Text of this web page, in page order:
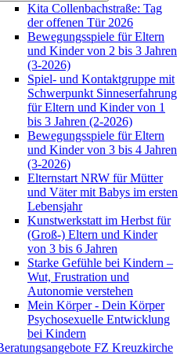
Kita Collenbachstraße: Tag
der offenen Tür 2026
Bewegungsspiele für Eltern
und Kinder von 2 bis 3 Jahren
(3-2026)
Spiel- und Kontaktgruppe mit
Schwerpunkt Sinneserfahrung
für Eltern und Kinder von 1
bis 3 Jahren (2-2026)
Bewegungsspiele für Eltern
und Kinder von 3 bis 4 Jahren
(3-2026)
Elternstart NRW für Mütter
und Väter mit Babys im ersten
Lebensjahr
Kunstwerkstatt im Herbst für
(Groß-) Eltern und Kinder
von 3 bis 6 Jahren
Starke Gefühle bei Kindern –
Wut, Frustration und
Autonomie verstehen
Mein Körper - Dein Körper
Psychosexuelle Entwicklung
bei Kindern
FZ Kreuzkirche